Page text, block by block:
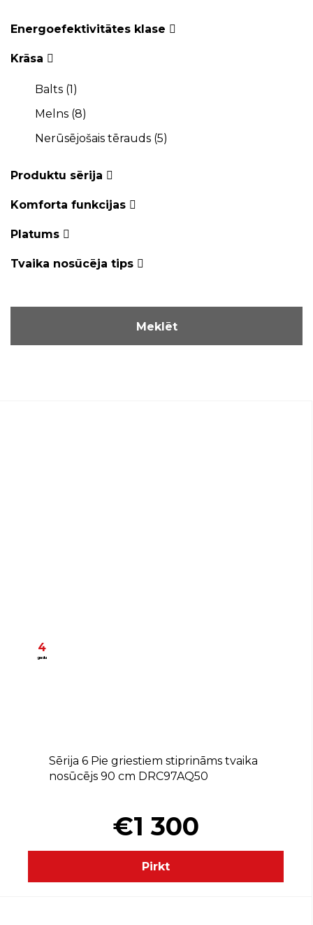
Energoefektivitātes klase
Krāsa
Balts (1)
Melns (8)
Nerūsējošais tērauds (5)
Produktu sērija
Komforta funkcijas
Platums
Tvaika nosūcēja tips
4
gadu
Sērija 6 Pie griestiem stiprināms tvaika
nosūcējs 90 cm DRC97AQ50
€1 300
Pirkt